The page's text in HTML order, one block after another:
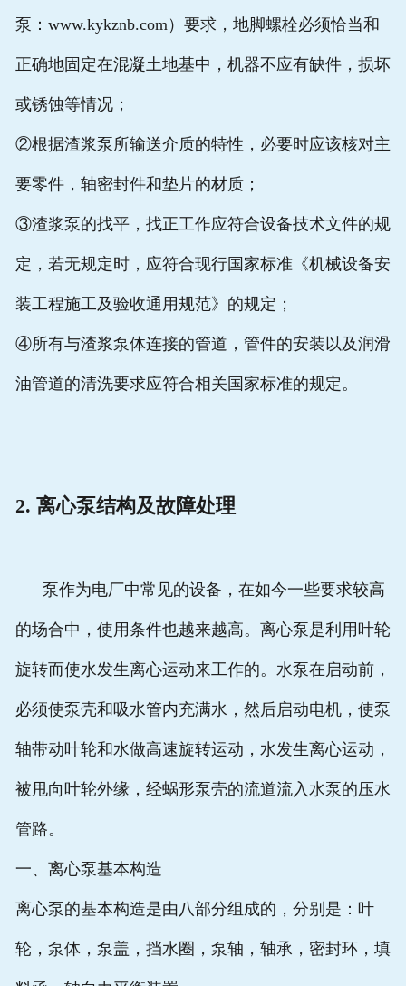
泵：www.kykznb.com）要求，地脚螺栓必须恰当和
正确地固定在混凝土地基中，机器不应有缺件，损坏
或锈蚀等情况；
②根据渣浆泵所输送介质的特性，必要时应该核对主
要零件，轴密封件和垫片的材质；
③渣浆泵的找平，找正工作应符合设备技术文件的规
定，若无规定时，应符合现行国家标准《机械设备安
装工程施工及验收通用规范》的规定；
④所有与渣浆泵体连接的管道，管件的安装以及润滑
油管道的清洗要求应符合相关国家标准的规定。
2. 离心泵结构及故障处理
泵作为电厂中常见的设备，在如今一些要求较高
的场合中，使用条件也越来越高。离心泵是利用叶轮
旋转而使水发生离心运动来工作的。水泵在启动前，
必须使泵壳和吸水管内充满水，然后启动电机，使泵
轴带动叶轮和水做高速旋转运动，水发生离心运动，
被甩向叶轮外缘，经蜗形泵壳的流道流入水泵的压水
管路。
一、离心泵基本构造
离心泵的基本构造是由八部分组成的，分别是：叶
轮，泵体，泵盖，挡水圈，泵轴，轴承，密封环，填